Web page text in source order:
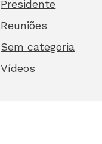
Presidente
Reuniões
Sem categoria
Vídeos